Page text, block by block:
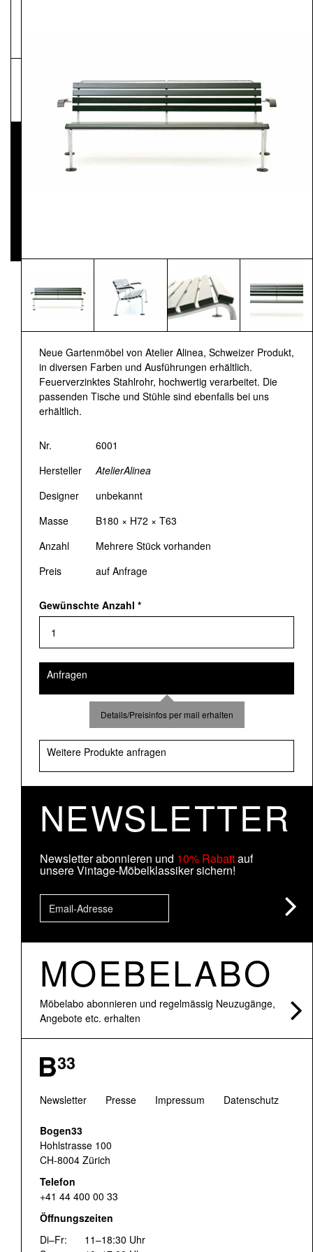
Neue Gartenmöbel von Atelier Alinea, Schweizer Produkt,
in diversen Farben und Ausführungen erhältlich.
Feuerverzinktes Stahlrohr, hochwertig verarbeitet. Die
passenden Tische und Stühle sind ebenfalls bei uns
erhältlich.
Nr.
6001
Hersteller
AtelierAlinea
Designer
unbekannt
Masse
B180 × H72 × T63
Anzahl
Mehrere Stück vorhanden
Preis
auf Anfrage
Gewünschte Anzahl *
Anfragen
Details/Preisinfos per mail erhalten
Weitere Produkte anfragen
NEWSLETTER
Newsletter abonnieren und 10% Rabattauf
unsere Vintage-Möbelklassiker sichern!
MOEBELABO
Möbelabo abonnieren und regelmässig Neuzugänge,
Angebote etc. erhalten
Newsletter Presse Impressum Datenschutz
Bogen33
Hohlstrasse 100
CH-8004 Zürich
Telefon
+41 44 400 00 33
Öffnungszeiten
Di–Fr:
11–18:30 Uhr
Pressematerial